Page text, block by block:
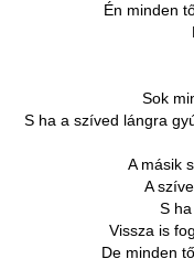
Én minden
Sok
S ha a szíved lángra
A másik
A
S
Vissza is
De minden